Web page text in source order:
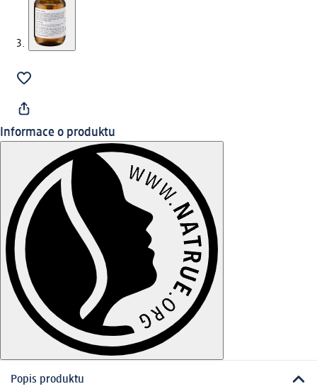
Informace o produktu
Popis produktu